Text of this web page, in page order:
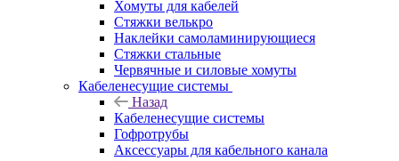
Хомуты для кабелей
Стяжки велькро
Наклейки самоламинирующиеся
Стяжки стальные
Червячные и силовые хомуты
Кабеленесущие системы
Назад
Кабеленесущие системы
Гофротрубы
Аксессуары для кабельного канала